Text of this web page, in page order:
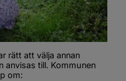
rätt att välja annan
anvisas till. Kommunen
om: